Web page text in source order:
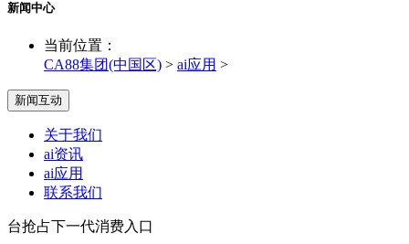
新闻中心
当前位置：
CA88集团(中国区) > ai应用 >
新闻互动
关于我们
ai资讯
ai应用
联系我们
台抢占下一代消费入口